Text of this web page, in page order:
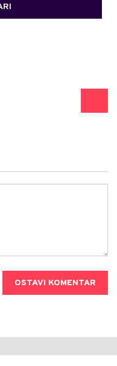
OSTAVI KOMENTAR